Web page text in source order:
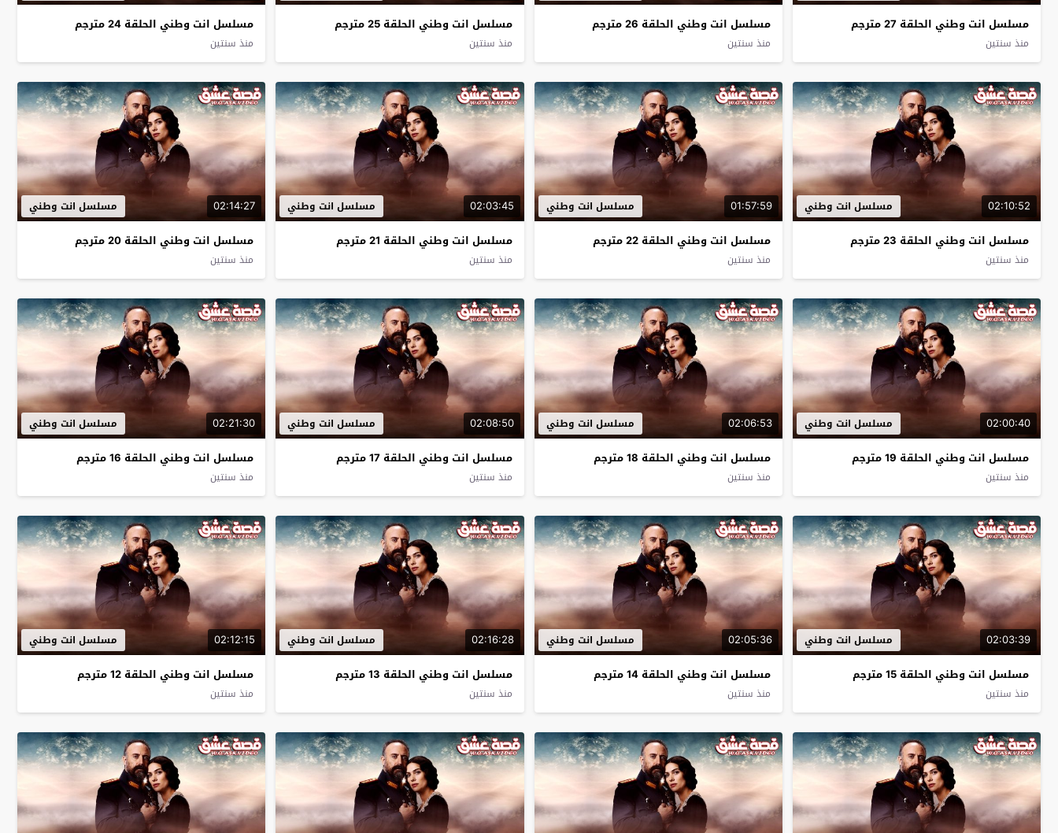
مسلسل انت وطني الحلقة 27 مترجم
منذ سنتين
مسلسل انت وطني الحلقة 26 مترجم
منذ سنتين
مسلسل انت وطني الحلقة 25 مترجم
منذ سنتين
مسلسل انت وطني الحلقة 24 مترجم
منذ سنتين
02:10:52 مسلسل انت وطني
مسلسل انت وطني الحلقة 23 مترجم
منذ سنتين
01:57:59 مسلسل انت وطني
مسلسل انت وطني الحلقة 22 مترجم
منذ سنتين
02:03:45 مسلسل انت وطني
مسلسل انت وطني الحلقة 21 مترجم
منذ سنتين
02:14:27 مسلسل انت وطني
مسلسل انت وطني الحلقة 20 مترجم
منذ سنتين
02:00:40 مسلسل انت وطني
مسلسل انت وطني الحلقة 19 مترجم
منذ سنتين
02:06:53 مسلسل انت وطني
مسلسل انت وطني الحلقة 18 مترجم
منذ سنتين
02:08:50 مسلسل انت وطني
مسلسل انت وطني الحلقة 17 مترجم
منذ سنتين
02:21:30 مسلسل انت وطني
مسلسل انت وطني الحلقة 16 مترجم
منذ سنتين
02:03:39 مسلسل انت وطني
مسلسل انت وطني الحلقة 15 مترجم
منذ سنتين
02:05:36 مسلسل انت وطني
مسلسل انت وطني الحلقة 14 مترجم
منذ سنتين
02:16:28 مسلسل انت وطني
مسلسل انت وطني الحلقة 13 مترجم
منذ سنتين
02:12:15 مسلسل انت وطني
مسلسل انت وطني الحلقة 12 مترجم
منذ سنتين